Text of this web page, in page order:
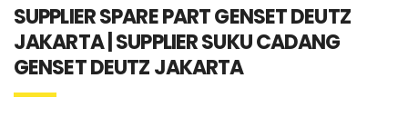
SUPPLIER SPARE PART GENSET DEUTZ
JAKARTA | SUPPLIER SUKU CADANG
GENSET DEUTZ JAKARTA